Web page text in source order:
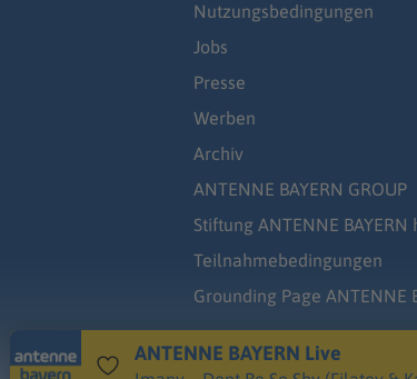
Nutzungsbedingungen
Jobs
Presse
Werben
Archiv
ANTENNE BAYERN GROUP
Stiftung ANTENNE BAYERN
Teilnahmebedingungen
Grounding Page ANTENNE
ANTENNE BAYERN Live